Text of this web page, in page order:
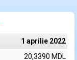
1 aprilie 2022
20,3390 MDL